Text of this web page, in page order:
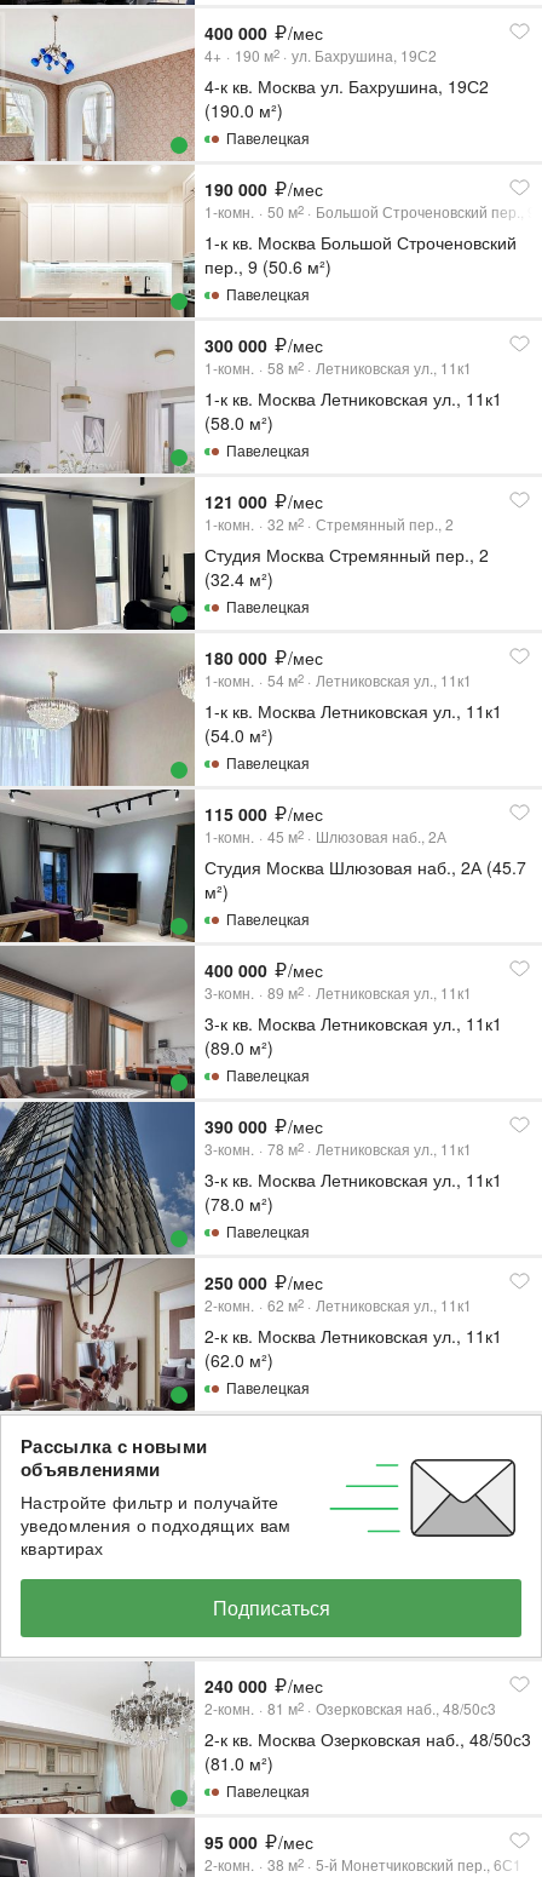
400 000 /мес
4+ 190 м2 ул. Бахрушина, 19С2
4-к кв. Москва ул. Бахрушина, 19С2
(190.0 м²)
Павелецкая
190 000 /мес
1-комн. 50 м2 Большой Строченовский пер., 9
1-к кв. Москва Большой Строченовский
пер., 9 (50.6 м²)
Павелецкая
300 000 /мес
1-комн. 58 м2 Летниковская ул., 11к1
1-к кв. Москва Летниковская ул., 11к1
(58.0 м²)
Павелецкая
121 000 /мес
1-комн. 32 м2 Стремянный пер., 2
Студия Москва Стремянный пер., 2
(32.4 м²)
Павелецкая
180 000 /мес
1-комн. 54 м2 Летниковская ул., 11к1
1-к кв. Москва Летниковская ул., 11к1
(54.0 м²)
Павелецкая
115 000 /мес
1-комн. 45 м2 Шлюзовая наб., 2А
Студия Москва Шлюзовая наб., 2А (45.7
м²)
Павелецкая
400 000 /мес
3-комн. 89 м2 Летниковская ул., 11к1
3-к кв. Москва Летниковская ул., 11к1
(89.0 м²)
Павелецкая
390 000 /мес
3-комн. 78 м2 Летниковская ул., 11к1
3-к кв. Москва Летниковская ул., 11к1
(78.0 м²)
Павелецкая
250 000 /мес
2-комн. 62 м2 Летниковская ул., 11к1
2-к кв. Москва Летниковская ул., 11к1
(62.0 м²)
Павелецкая
Рассылка с новыми
объявлениями
Настройте фильтр и получайте
уведомления о подходящих вам
квартирах
Подписаться
240 000 /мес
2-комн. 81 м2 Озерковская наб., 48/50с3
2-к кв. Москва Озерковская наб., 48/50с3
(81.0 м²)
Павелецкая
95 000 /мес
2-комн. 38 м2 5-й Монетчиковский пер., 6С1